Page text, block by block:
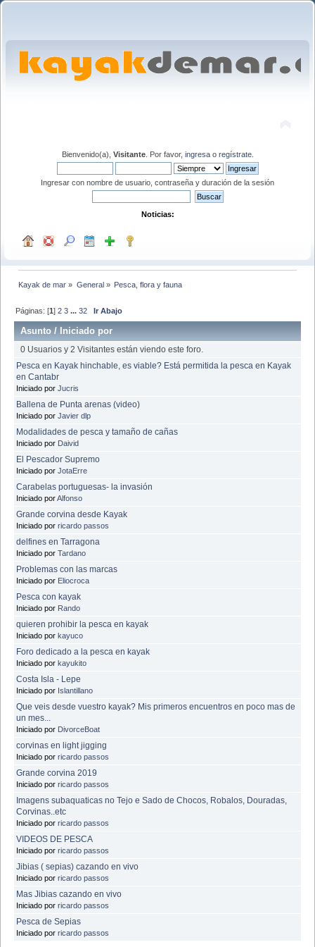
Bienvenido(a), Visitante. Por favor, ingresao regístrate.
Ingresar con nombre de usuario, contraseña y duración de la sesión
Noticias:
Kayak de mar » General» Pesca, flora y fauna
Páginas: [1]2 3 ...32 Ir Abajo
Asunto / Iniciado por
0 Usuarios y 2 Visitantes están viendo este foro.
Pesca en Kayak hinchable, es viable? Está permitida la pesca en Kayak
en Cantabr
Iniciado por Jucris
Ballena de Punta arenas (video)
Iniciado por Javier dlp
Modalidades de pesca y tamaño de cañas
Iniciado por Daivid
El Pescador Supremo
Iniciado por JotaErre
Carabelas portuguesas- la invasión
Iniciado porAlfonso
Grande corvina desde Kayak
Iniciado por ricardo passos
delfines en Tarragona
Iniciado por Tardano
Problemas con las marcas
Iniciado por Eliocroca
Pesca con kayak
Iniciado por Rando
quieren prohibir la pesca en kayak
Iniciado por kayuco
Foro dedicado a la pesca en kayak
Iniciado por kayukito
Costa Isla - Lepe
Iniciado por Islantillano
Que veis desde vuestro kayak? Mis primeros encuentros en poco mas de
un mes...
Iniciado por DivorceBoat
corvinas en light jigging
Iniciado por ricardo passos
Grande corvina 2019
Iniciado por ricardo passos
Imagens subaquaticas no Tejo e Sado de Chocos, Robalos, Douradas,
Corvinas..etc
Iniciado por ricardo passos
VIDEOS DE PESCA
Iniciado por ricardo passos
Jibias ( sepias) cazando en vivo
Iniciado por ricardo passos
Mas Jibias cazando en vivo
Iniciado por ricardo passos
Pesca de Sepias
Iniciado por ricardo passos